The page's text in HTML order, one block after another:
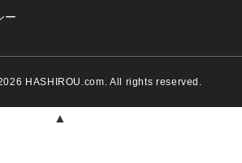
ー
HASHIROU.com. All rights reserved.
▲